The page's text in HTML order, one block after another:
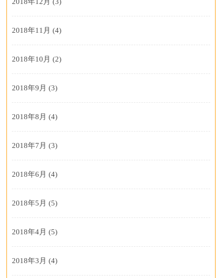
2018年11月 (4)
2018年10月 (2)
2018年9月 (3)
2018年8月 (4)
2018年7月 (3)
2018年6月 (4)
2018年5月 (5)
2018年4月 (5)
2018年3月 (4)